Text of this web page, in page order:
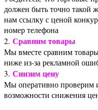
должен быть точно такой
нам ссылку с ценой
номер телефона
2. Сравним товары
Мы вместе сравним
ниже из-за рекламной
3. Снизим цену
Мы оперативно
возможности снижения